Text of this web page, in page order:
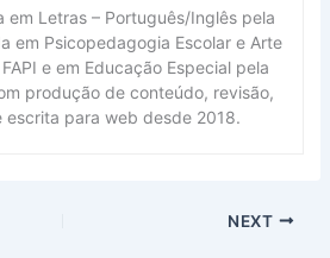
em Letras – Português/Inglês pela
em Psicopedagogia Escolar e Arte
e em Educação Especial pela
produção de conteúdo, revisão,
escrita para web desde 2018.
NEXT